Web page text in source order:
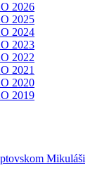
2026
2025
2024
2023
2022
2021
2020
2019
Mikuláši